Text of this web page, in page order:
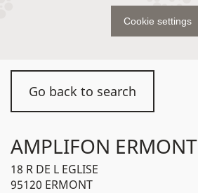
Go back to search
AMPLIFON ERMONT
18 R DE L EGLISE
95120 ERMONT
Cookie settings